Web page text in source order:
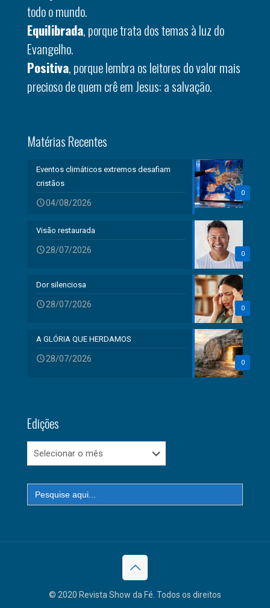
todo o mundo.
Equilibrada, porque trata dos temas à luz do
Evangelho.
Positiva, porque lembra os leitores do valor mais
precioso de quem crê em Jesus: a salvação.
Matérias Recentes
0
Eventos climáticos extremos desafiam
cristãos
04/08/2026
0
Visão restaurada
28/07/2026
0
Dor silenciosa
28/07/2026
0
A GLÓRIA QUE HERDAMOS
28/07/2026
Edições
Edições
Search
for:
© 2020 Revista Show da Fé. Todos os direitos